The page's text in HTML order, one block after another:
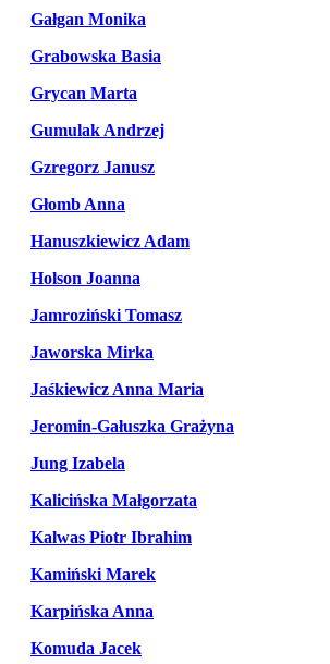
Gałgan Monika
Grabowska Basia
Grycan Marta
Gumulak Andrzej
Gzregorz Janusz
Głomb Anna
Hanuszkiewicz Adam
Holson Joanna
Jamroziński Tomasz
Jaworska Mirka
Jaśkiewicz Anna Maria
Jeromin-Gałuszka Grażyna
Jung Izabela
Kalicińska Małgorzata
Kalwas Piotr Ibrahim
Kamiński Marek
Karpińska Anna
Komuda Jacek